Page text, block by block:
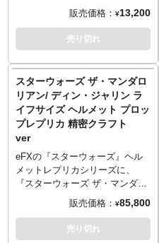
品・キャンセルは一切受付でき
ません。
■海外への販売はライセンスによ
ロイヤルセランゴール社は、
1885年にマレーシアにて創設さ
れた、マレーシア王室ご用達の
老舗錫（スズ）メーカー。
世界最大手の錫メーカー ロイヤ
ルセランゴール社の熟練工のハ
タイルに合わせた、高純度の錫
製品が生み出されており、オリ
ジナリティあふれるそのデザイ
ンは、各国から評価され、国際
的にも著名な賞を受賞し続けて
合がございます。
する夢いっぱいのシリーズが、
ダイアモンドセレクト社に引き
継がれ、遂に独自路線を歩み始
ジョンに続きやってきたのが、
『ザ・マンダロリアン』からみ
んな大好き「マンドー」ことデ
ィン・ジャリン！オールドケナ
ー感を無くさず現代のマンダロ
リアンがリリースされるなんて
浪漫に満ちていますね。
※この商品は入荷数の減数など
場合や、分納での入荷となる場
合がございます。
販売価格： ¥13,200
売り切れ
スターウォーズ ザ・マンダロ
リアン/ ディン・ジャリン ラ
イフサイズ ヘルメット プロッ
プレプリカ 精密クラフト
ver
eFXの『スターウォーズ』ヘル
メットレプリカシリーズに、
『スターウォーズ ザ・マンダロ
リアン』から精密クラフト版マ
ンドーがついにラインナップで
す。レガシーエフェクトにより
作成された、実際に撮影に使用
販売価格： ¥85,800
売り切れ